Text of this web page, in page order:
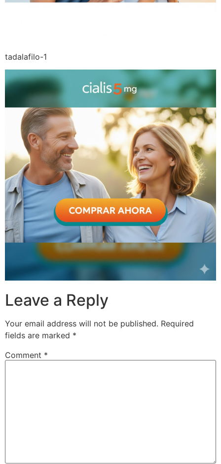
tadalafilo-1
Leave a Reply
Your email address will not be published. Required
fields are marked *
Comment *